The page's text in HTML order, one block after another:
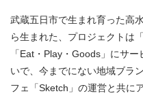
武蔵五日市で生まれ育った高
ら生まれた、プロジェクトは
「Eat・Play・Goods」にサ
いで、今までにない地域ブラ
フェ「Sketch」の運営と共に